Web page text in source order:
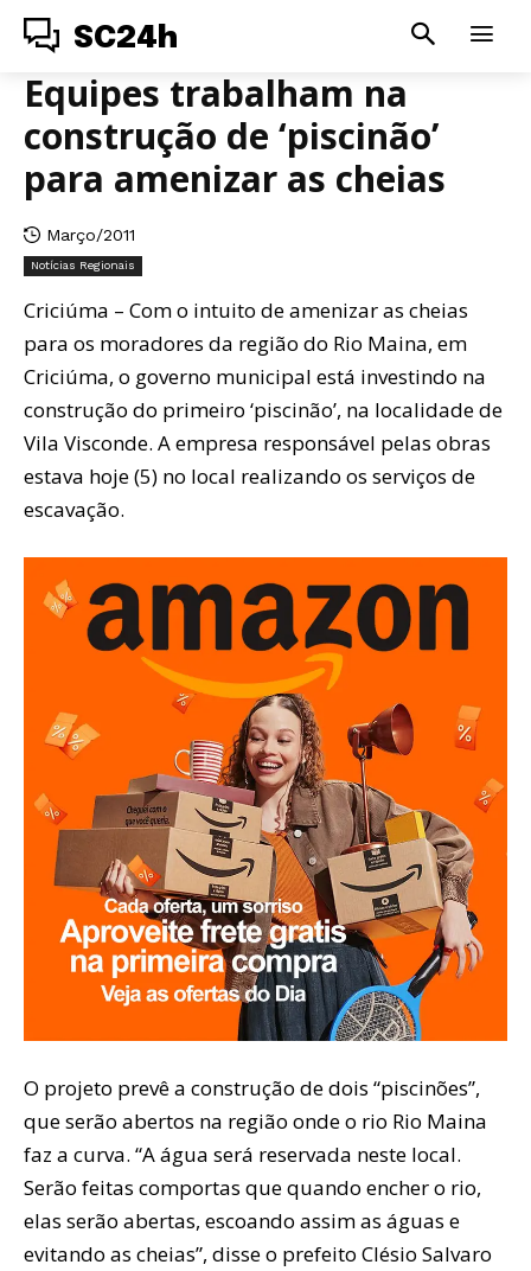
SC24h
Equipes trabalham na
construção de ‘piscinão’
para amenizar as cheias
Março/2011
Notícias Regionais
Criciúma – Com o intuito de amenizar as cheias
para os moradores da região do Rio Maina, em
Criciúma, o governo municipal está investindo na
construção do primeiro ‘piscinão’, na localidade de
Vila Visconde. A empresa responsável pelas obras
estava hoje (5) no local realizando os serviços de
escavação.
O projeto prevê a construção de dois “piscinões”,
que serão abertos na região onde o rio Rio Maina
faz a curva. “A água será reservada neste local.
Serão feitas comportas que quando encher o rio,
elas serão abertas, escoando assim as águas e
evitando as cheias”, disse o prefeito Clésio Salvaro